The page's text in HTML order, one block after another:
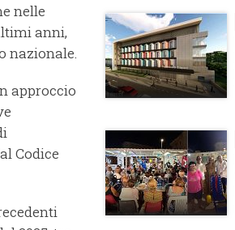
nelle
anni,
nazionale.
approccio
Codice